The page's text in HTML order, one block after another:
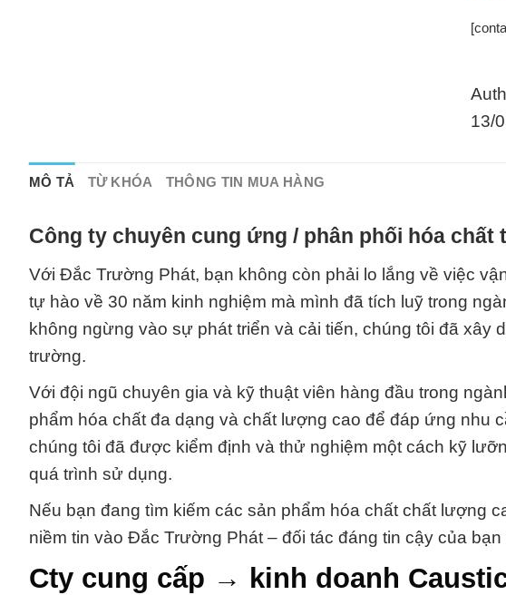
13/
MÔ TẢ TỪ KHÓA THÔNG TIN MUA HÀNG
Công ty chuyên cung ứng / phân phối hóa chất
Với Đắc Trường Phát, bạn không còn phải lo lắng về việc
tự hào về 30 năm kinh nghiệm mà mình đã tích luỹ trong
không ngừng vào sự phát triển và cải tiến, chúng tôi đã xây
trường.
Với đội ngũ chuyên gia và kỹ thuật viên hàng đầu trong
phẩm hóa chất đa dạng và chất lượng cao để đáp ứng nhu
chúng tôi đã được kiểm định và thử nghiệm một cách kỹ
quá trình sử dụng.
Nếu bạn đang tìm kiếm các sản phẩm hóa chất chất lượng
niềm tin vào Đắc Trường Phát – đối tác đáng tin cậy của
Cty cung cấp → kinh doanh